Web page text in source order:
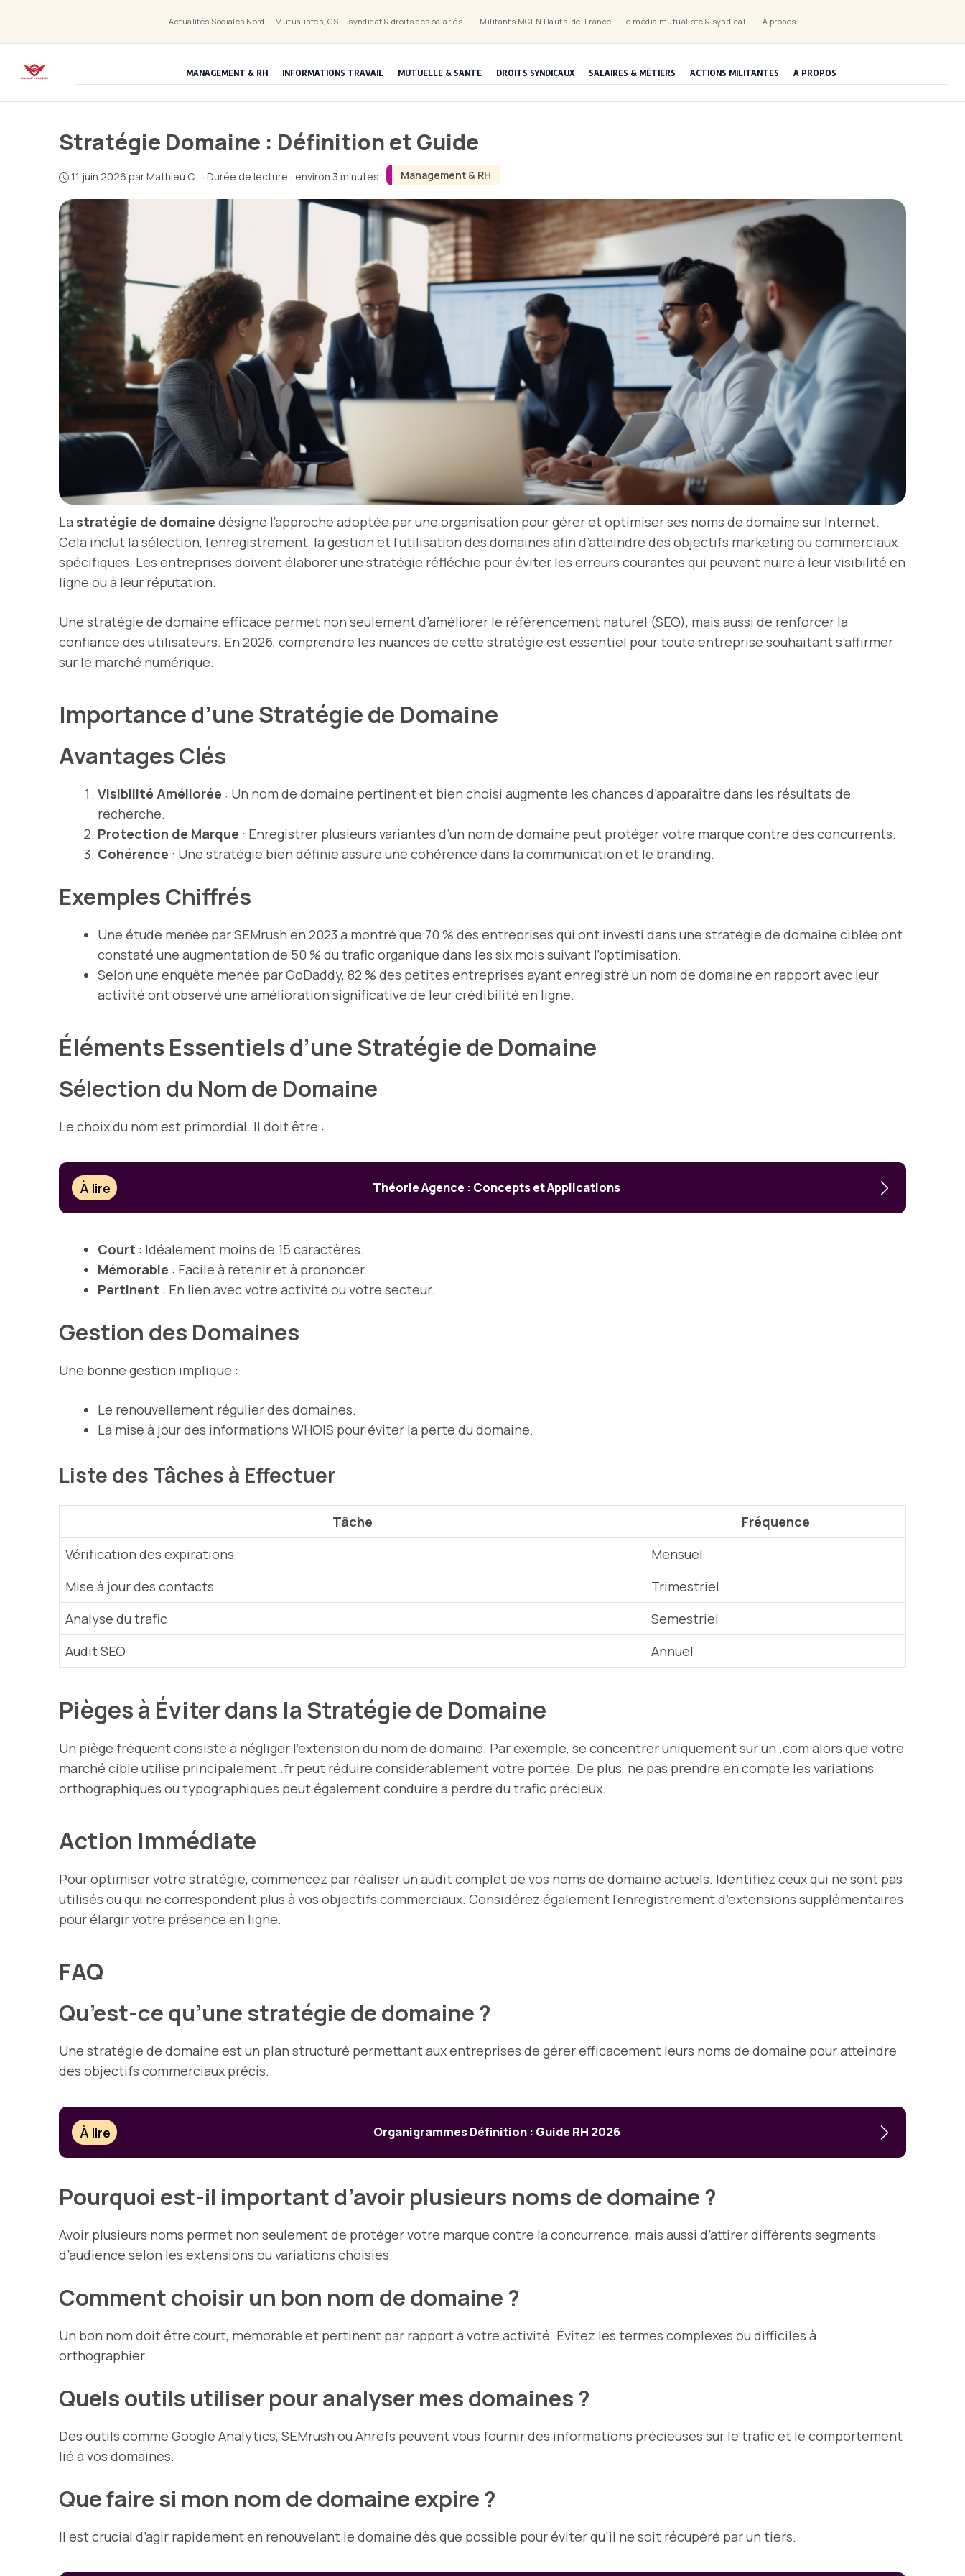
contenu
Actualités Sociales Nord — Mutualistes, CSE, syndicat & droits des salariés Militants MGEN Hauts-de-France — Le média mutualiste & syndical À propos
MANAGEMENT & RH INFORMATIONS TRAVAIL MUTUELLE & SANTÉ DROITS SYNDICAUX SALAIRES & MÉTIERS ACTIONS MILITANTES À PROPOS
Management & RH
Stratégie Domaine : Définition et Guide
11 juin 2026 parMathieu C. · Durée de lecture : environ 3 minutes
La stratégie de domaine désigne l’approche adoptée par une organisation pour gérer et optimiser ses noms de domaine sur Internet.
Cela inclut la sélection, l’enregistrement, la gestion et l’utilisation des domaines afin d’atteindre des objectifs marketing ou commerciaux
spécifiques. Les entreprises doivent élaborer une stratégie réfléchie pour éviter les erreurs courantes qui peuvent nuire à leur visibilité en
ligne ou à leur réputation.
Une stratégie de domaine efficace permet non seulement d’améliorer le référencement naturel (SEO), mais aussi de renforcer la
confiance des utilisateurs. En 2026, comprendre les nuances de cette stratégie est essentiel pour toute entreprise souhaitant s’affirmer
sur le marché numérique.
Importance d’une Stratégie de Domaine
Avantages Clés
Visibilité Améliorée : Un nom de domaine pertinent et bien choisi augmente les chances d’apparaître dans les résultats de
recherche.
Protection de Marque : Enregistrer plusieurs variantes d’un nom de domaine peut protéger votre marque contre des concurrents.
Cohérence : Une stratégie bien définie assure une cohérence dans la communication et le branding.
Exemples Chiffrés
Une étude menée par SEMrush en 2023 a montré que 70 % des entreprises qui ont investi dans une stratégie de domaine ciblée ont
constaté une augmentation de 50 % du trafic organique dans les six mois suivant l’optimisation.
Selon une enquête menée par GoDaddy, 82 % des petites entreprises ayant enregistré un nom de domaine en rapport avec leur
activité ont observé une amélioration significative de leur crédibilité en ligne.
Éléments Essentiels d’une Stratégie de Domaine
Sélection du Nom de Domaine
Le choix du nom est primordial. Il doit être :
À lire Théorie Agence : Concepts et Applications
Court : Idéalement moins de 15 caractères.
Mémorable : Facile à retenir et à prononcer.
Pertinent : En lien avec votre activité ou votre secteur.
Gestion des Domaines
Une bonne gestion implique :
Le renouvellement régulier des domaines.
La mise à jour des informations WHOIS pour éviter la perte du domaine.
Liste des Tâches à Effectuer
Tâche
Fréquence
Vérification des expirations
Mensuel
Mise à jour des contacts
Trimestriel
Analyse du trafic
Semestriel
Audit SEO
Annuel
Pièges à Éviter dans la Stratégie de Domaine
Un piège fréquent consiste à négliger l’extension du nom de domaine. Par exemple, se concentrer uniquement sur un .com alors que votre
marché cible utilise principalement .fr peut réduire considérablement votre portée. De plus, ne pas prendre en compte les variations
orthographiques ou typographiques peut également conduire à perdre du trafic précieux.
Action Immédiate
Pour optimiser votre stratégie, commencez par réaliser un audit complet de vos noms de domaine actuels. Identifiez ceux qui ne sont pas
utilisés ou qui ne correspondent plus à vos objectifs commerciaux. Considérez également l’enregistrement d’extensions supplémentaires
pour élargir votre présence en ligne.
FAQ
Qu’est-ce qu’une stratégie de domaine ?
Une stratégie de domaine est un plan structuré permettant aux entreprises de gérer efficacement leurs noms de domaine pour atteindre
des objectifs commerciaux précis.
À lire Organigrammes Définition : Guide RH 2026
Pourquoi est-il important d’avoir plusieurs noms de domaine ?
Avoir plusieurs noms permet non seulement de protéger votre marque contre la concurrence, mais aussi d’attirer différents segments
d’audience selon les extensions ou variations choisies.
Comment choisir un bon nom de domaine ?
Un bon nom doit être court, mémorable et pertinent par rapport à votre activité. Évitez les termes complexes ou difficiles à
orthographier.
Quels outils utiliser pour analyser mes domaines ?
Des outils comme Google Analytics, SEMrush ou Ahrefs peuvent vous fournir des informations précieuses sur le trafic et le comportement
lié à vos domaines.
Que faire si mon nom de domaine expire ?
Il est crucial d’agir rapidement en renouvelant le domaine dès que possible pour éviter qu’il ne soit récupéré par un tiers.